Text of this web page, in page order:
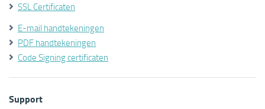
SSL Certificaten
E-mail handtekeningen
PDF handtekeningen
Code Signing certificaten
Support